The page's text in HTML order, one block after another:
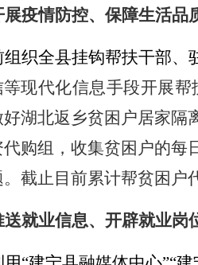
展疫情防控、保障生活品
织全县挂钩帮扶干部、
等现代化信息手段开展帮
湖北返乡贫困户居家隔
购组，收集贫困户的每
截止目前累计帮贫困户
送就业信息、开辟就业岗